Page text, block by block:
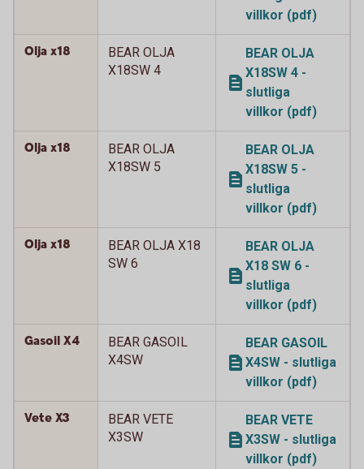
villkor (pdf)
Olja x18
BEAR OLJA
X18SW 4
BEAR OLJA
X18SW 4 -
slutliga
villkor (pdf)
Olja x18
BEAR OLJA
X18SW 5
BEAR OLJA
X18SW 5 -
slutliga
villkor (pdf)
Olja x18
BEAR OLJA X18
SW 6
BEAR OLJA
X18 SW 6 -
slutliga
villkor (pdf)
Gasoil X4
BEAR GASOIL
X4SW
BEAR GASOIL
X4SW - slutliga
villkor (pdf)
Vete X3
BEAR VETE
X3SW
BEAR VETE
X3SW - slutliga
villkor (pdf)